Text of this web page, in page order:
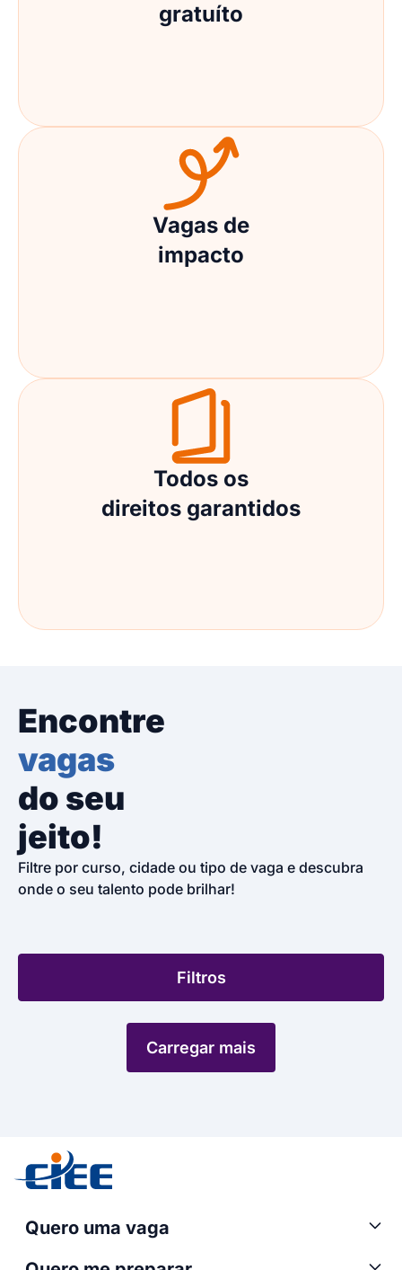
gratuíto
Vagas de
impacto
Todos os
direitos garantidos
Encontre
vagas
do seu
jeito!
Filtre por curso, cidade ou tipo de vaga e descubra
onde o seu talento pode brilhar!
Filtros
Carregar mais
Quero uma vaga